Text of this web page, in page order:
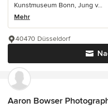
Kunstmuseum Bonn, Jung v...
Mehr
40470 Düsseldorf
Aaron Bowser